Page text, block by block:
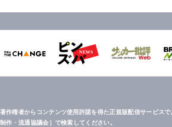
作権者からコンテンツ使用許諾を得た正規版配信サービス
作・流通協議会］で検索してください。